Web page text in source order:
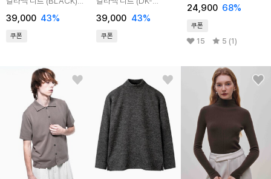
39,000 43%
쿠폰
39,000 43%
쿠폰
24,900 68%
쿠폰
15 5 (1)